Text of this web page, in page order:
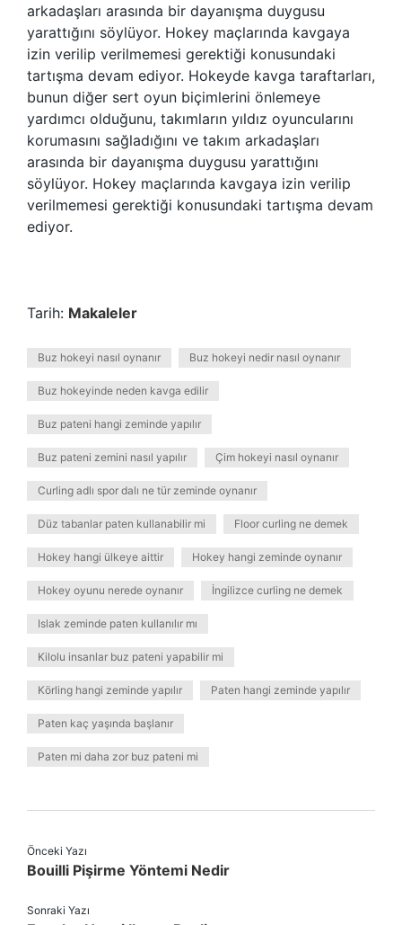
arkadaşları arasında bir dayanışma duygusu
yarattığını söylüyor. Hokey maçlarında kavgaya
izin verilip verilmemesi gerektiği konusundaki
tartışma devam ediyor. Hokeyde kavga taraftarları,
bunun diğer sert oyun biçimlerini önlemeye
yardımcı olduğunu, takımların yıldız oyuncularını
korumasını sağladığını ve takım arkadaşları
arasında bir dayanışma duygusu yarattığını
söylüyor. Hokey maçlarında kavgaya izin verilip
verilmemesi gerektiği konusundaki tartışma devam
ediyor.
Tarih: Makaleler
Buz hokeyi nasıl oynanır Buz hokeyi nedir nasıl oynanır
Buz hokeyinde neden kavga edilir
Buz pateni hangi zeminde yapılır
Buz pateni zemini nasıl yapılır Çim hokeyi nasıl oynanır
Curling adlı spor dalı ne tür zeminde oynanır
Düz tabanlar paten kullanabilir mi Floor curling ne demek
Hokey hangi ülkeye aittir Hokey hangi zeminde oynanır
Hokey oyunu nerede oynanır İngilizce curling ne demek
Islak zeminde paten kullanılır mı
Kilolu insanlar buz pateni yapabilir mi
Körling hangi zeminde yapılır Paten hangi zeminde yapılır
Paten kaç yaşında başlanır
Paten mi daha zor buz pateni mi
Önceki Yazı
Bouilli Pişirme Yöntemi Nedir
Sonraki Yazı